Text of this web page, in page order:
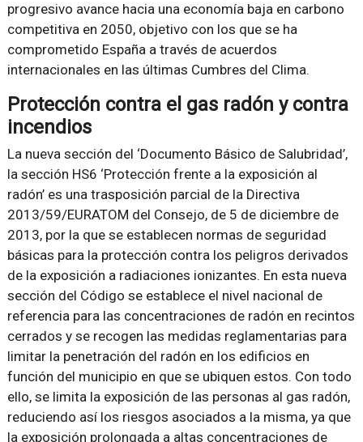
progresivo avance hacia una economía baja en carbono
competitiva en 2050, objetivo con los que se ha
comprometido España a través de acuerdos
internacionales en las últimas Cumbres del Clima.
Protección contra el gas radón y contra
incendios
La nueva sección del ‘Documento Básico de Salubridad’,
la sección HS6 ‘Protección frente a la exposición al
radón’ es una trasposición parcial de la Directiva
2013/59/EURATOM del Consejo, de 5 de diciembre de
2013, por la que se establecen normas de seguridad
básicas para la protección contra los peligros derivados
de la exposición a radiaciones ionizantes. En esta nueva
sección del Código se establece el nivel nacional de
referencia para las concentraciones de radón en recintos
cerrados y se recogen las medidas reglamentarias para
limitar la penetración del radón en los edificios en
función del municipio en que se ubiquen estos. Con todo
ello, se limita la exposición de las personas al gas radón,
reduciendo así los riesgos asociados a la misma, ya que
la exposición prolongada a altas concentraciones de